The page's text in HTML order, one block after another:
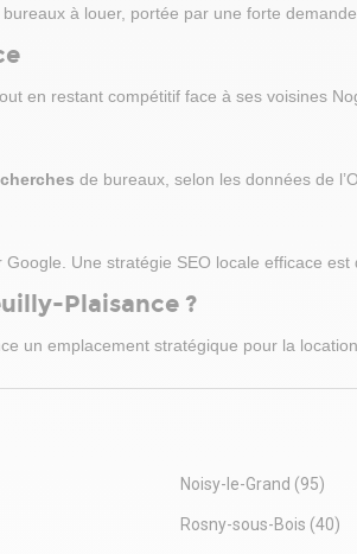
à louer, portée par une forte
en restant compétitif face à ses voisines
de bureaux, selon les données de
Une stratégie SEO locale efficace
Plaisance ?
un emplacement stratégique pour la
Noisy-le-Grand (95)
Rosny-sous-Bois (40)